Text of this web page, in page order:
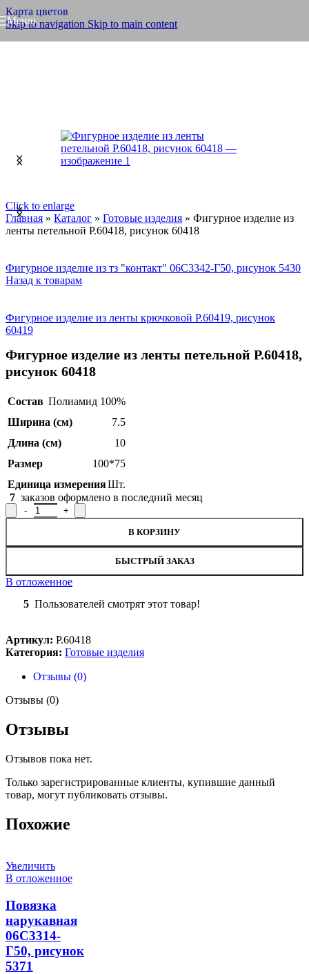
Карта цветов
Skip to navigation Skip to main content
Меню
Click to enlarge
Главная » Каталог » Готовые изделия » Фигурное изделие из
ленты петельной Р.60418, рисунок 60418
Фигурное изделие из тз "контакт" 06С3342-Г50, рисунок 5430
Назад к товарам
Фигурное изделие из ленты крючковой Р.60419, рисунок
60419
Фигурное изделие из ленты петельной Р.60418,
рисунок 60418
Состав Полиамид 100%
Ширина (см)
7.5
Длина (см)
10
Размер
100*75
Единица измеренияШт.
7 заказов оформлено в последний месяц
Количество товара Фигурное изделие из ленты петельной
В КОРЗИНУ
БЫСТРЫЙ ЗАКАЗ
В отложенное
5 Пользователей смотрят этот товар!
Артикул: Р.60418
Категория: Готовые изделия
Отзывы (0)
Отзывы (0)
Отзывы
Отзывов пока нет.
Только зарегистрированные клиенты, купившие данный
товар, могут публиковать отзывы.
Похожие
Увеличить
В отложенное
Повязка
нарукавная
06С3314-
Г50, рисунок
5371